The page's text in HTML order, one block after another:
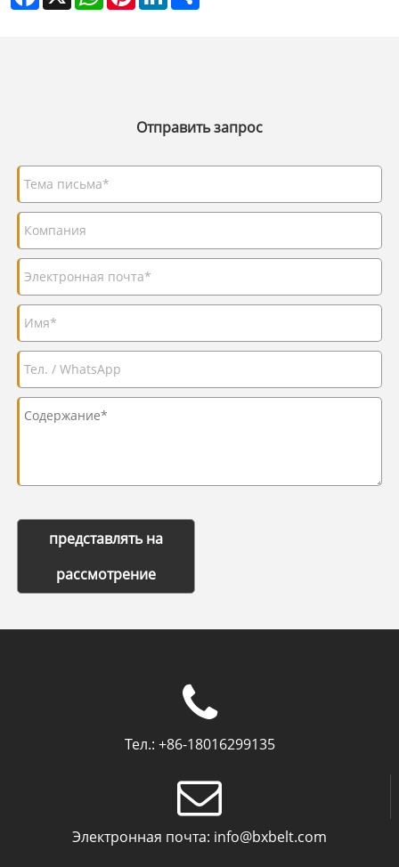
Отправить запрос
представлять на
рассмотрение
Тел.: +86-18016299135
Электронная почта: info@bxbelt.com